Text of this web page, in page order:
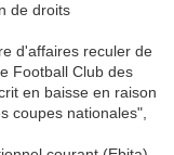
de droits
d'affaires reculer de
Football Club des
en baisse en raison
coupes nationales",